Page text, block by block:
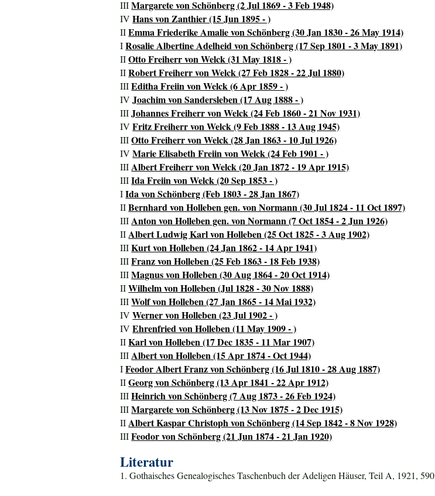
IIIMargarete von Schönberg (2 Jul 1869 - 3 Feb 1948)
IVHans von Zanthier (15 Jun 1895 - )
IIEmma Friederike Amalie von Schönberg (30 Jan 1830 - 26 May 1914)
IRosalie Albertine Adelheid von Schönberg (17 Sep 1801 - 3 May 1891)
IIOtto Freiherr von Welck (31 May 1818 - )
IIRobert Freiherr von Welck (27 Feb 1828 - 22 Jul 1880)
IIIEditha Freiin von Welck (6 Apr 1859 - )
IVJoachim von Sandersleben (17 Aug 1888 - )
IIIJohannes Freiherr von Welck (24 Feb 1860 - 21 Nov 1931)
IVFritz Freiherr von Welck (9 Feb 1888 - 13 Aug 1945)
IIIOtto Freiherr von Welck (28 Jan 1863 - 10 Jul 1926)
IVMarie Elisabeth Freiin von Welck (24 Feb 1901 - )
IIIAlbert Freiherr von Welck (20 Jan 1872 - 19 Apr 1915)
IIIIda Freiin von Welck (20 Sep 1853 - )
IIda von Schönberg (Feb 1803 - 28 Jan 1867)
IIBernhard von Holleben gen. von Normann (30 Jul 1824 - 11 Oct 1897)
IIIAnton von Holleben gen. von Normann (7 Oct 1854 - 2 Jun 1926)
IIAlbert Ludwig Karl von Holleben (25 Oct 1825 - 3 Aug 1902)
IIIKurt von Holleben (24 Jan 1862 - 14 Apr 1941)
IIIFranz von Holleben (25 Feb 1863 - 18 Feb 1938)
IIIMagnus von Holleben (30 Aug 1864 - 20 Oct 1914)
IIWilhelm von Holleben (Jul 1828 - 30 Nov 1888)
IIIWolf von Holleben (27 Jan 1865 - 14 Mai 1932)
IVWerner von Holleben (23 Jul 1902 - )
IVEhrenfried von Holleben (11 May 1909 - )
IIKarl von Holleben (17 Dec 1835 - 11 Mar 1907)
IIIAlbert von Holleben (15 Apr 1874 - Oct 1944)
IFeodor Albert Franz von Schönberg (16 Jul 1810 - 28 Aug 1887)
IIGeorg von Schönberg (13 Apr 1841 - 22 Apr 1912)
IIIHeinrich von Schönberg (7 Aug 1873 - 26 Feb 1924)
IIIMargarete von Schönberg (13 Nov 1875 - 2 Dec 1915)
IIAlbert Kaspar Christoph von Schönberg (14 Sep 1842 - 8 Nov 1928)
IIIFeodor von Schönberg (21 Jun 1874 - 21 Jan 1920)
Literatur
1. Gothaisches Genealogisches Taschenbuch der Adeligen Häuser, Teil A, 1921, 590